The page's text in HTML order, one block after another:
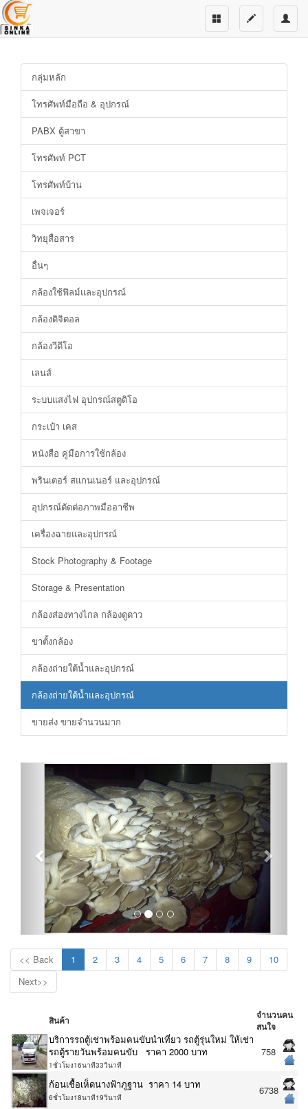
กลุ่มหลัก
โทรศัพท์มือถือ & อุปกรณ์
PABX ตู้สาขา
โทรศัพท์ PCT
โทรศัพท์บ้าน
เพจเจอร์
วิทยุสื่อสาร
อื่นๆ
กล้องใช้ฟิลม์และอุปกรณ์
กล้องดิจิตอล
กล้องวีดีโอ
เลนส์
ระบบแสงไฟ อุปกรณ์สตูดิโอ
กระเป๋า เคส
หนังสือ คู่มือการใช้กล้อง
พรินเตอร์ สแกนเนอร์ และอุปกรณ์
อุปกรณ์ตัดต่อภาพมืออาชีพ
เครื่องฉายและอุปกรณ์
Stock Photography & Footage
Storage & Presentation
กล้องส่องทางไกล กล้องดูดาว
ขาตั้งกล้อง
กล้องถ่ายใต้น้ำและอุปกรณ์
กล้องถ่ายใต้น้ำและอุปกรณ์
ขายส่ง ขายจำนวนมาก
<< Back 1 2 3 4 5 6 7 8 9
10
Next>>
สินค้า
จำนวนคน
สนใจ
บริการรถตู้เช่าพร้อมคนขับนำเที่ยว รถตู้รุ่นใหม่ ให้เช่า
รถตู้รายวันพร้อมคนขับ ราคา 2000 บาท
1ชั่วโมง16นาที33วินาที
758
ก้อนเชื้อเห็ดนางฟ้าภูฐาน ราคา 14 บาท
6ชั่วโมง18นาที19วินาที
6738